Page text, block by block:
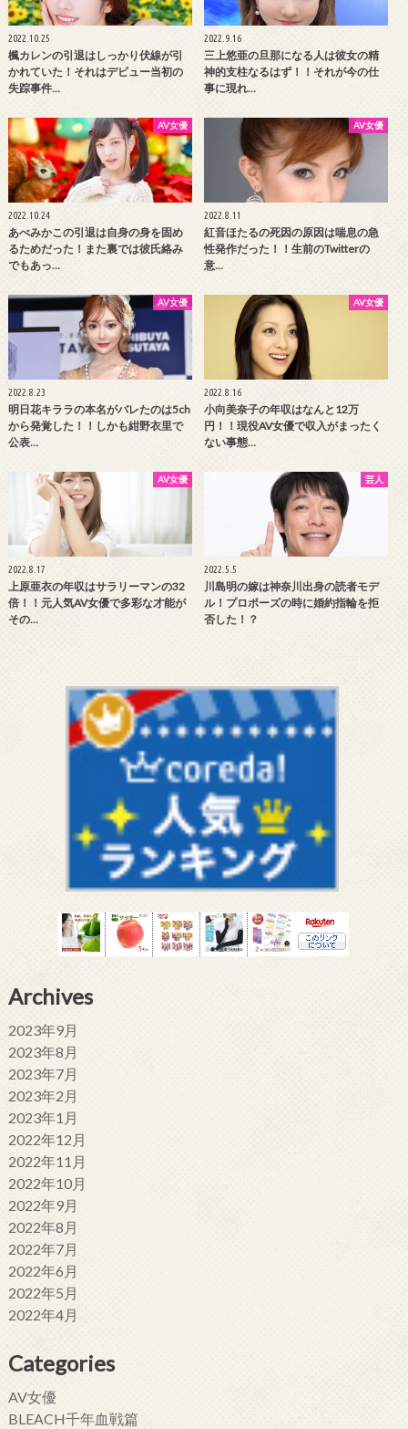
2022.10.25
楓カレンの引退はしっかり伏線が引
かれていた！それはデビュー当初の
失踪事件…
2022.9.16
三上悠亜の旦那になる人は彼女の精
神的支柱なるはず！！それが今の仕
事に現れ…
AV女優
2022.10.24
あべみかこの引退は自身の身を固め
るためだった！また裏では彼氏絡み
でもあっ…
AV女優
2022.8.11
紅音ほたるの死因の原因は喘息の急
性発作だった！！生前のTwitterの
意…
AV女優
2022.8.23
明日花キララの本名がバレたのは5ch
から発覚した！！しかも紺野衣里で
公表…
AV女優
2022.8.16
小向美奈子の年収はなんと12万
円！！現役AV女優で収入がまったく
ない事態…
AV女優
2022.8.17
上原亜衣の年収はサラリーマンの32
倍！！元人気AV女優で多彩な才能が
その…
芸人
2022.5.5
川島明の嫁は神奈川出身の読者モデ
ル！プロポーズの時に婚約指輪を拒
否した！？
Archives
2023年9月
2023年8月
2023年7月
2023年2月
2023年1月
2022年12月
2022年11月
2022年10月
2022年9月
2022年8月
2022年7月
2022年6月
2022年5月
2022年4月
Categories
AV女優
BLEACH千年血戦篇